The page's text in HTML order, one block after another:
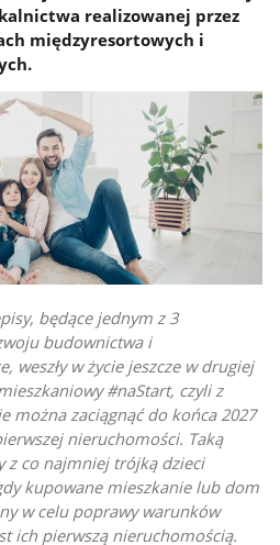
realizowanej przez
międzyresortowych i
będące jednym z 3
budownictwa i
weszły w życie jeszcze w drugiej
#naStart, czyli z
można zaciągnąć do końca 2027
nieruchomości. Taką
z co najmniej trójką dzieci
kupowane mieszkanie lub dom
w celu poprawy warunków
ich pierwszą nieruchomością.